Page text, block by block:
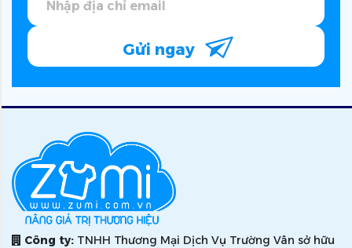
Gửi ngay
Công ty: TNHH Thương Mại Dịch Vụ Trường Vân sở hữu